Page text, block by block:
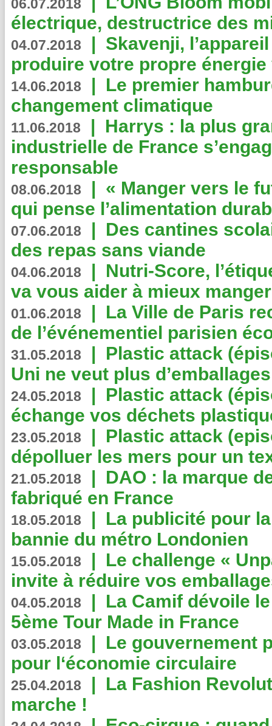
06.07.2018
électrique, destructrice des
04.07.2018 | Skavenji,
produire votre propre
14.06.2018 | Le premier
changement climatique
11.06.2018 | Harrys : la plus
industrielle de France
responsable
08.06.2018 | « Manger vers le
qui pense l’alimentation
07.06.2018 | Des cantines
des repas sans viande
04.06.2018 | Nutri-Score,
va vous aider à mieux
01.06.2018 | La Ville de Paris
de l’événementiel parisien
31.05.2018 | Plastic attack
Uni ne veut plus
24.05.2018 | Plastic attack
échange vos déchets
23.05.2018 | Plastic attack
dépolluer les mers pour un
21.05.2018 | DAO : la marque
fabriqué en France
18.05.2018 | La publicité pour
bannie du métro Londonien
15.05.2018 | Le challenge «
invite à réduire vos
04.05.2018 | La Camif dévoile
5ème Tour Made in France
03.05.2018 | Le gouvernement
pour l‘économie circulaire
25.04.2018 | La Fashion
marche !